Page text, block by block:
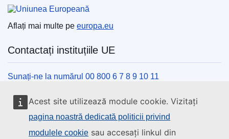
Acest site utilizează module cookie. Vizitați
pagina noastră dedicată politicii privind
modulele cookie sau accesați linkul din
Aflați mai multe pe europa.eu
Contactați instituțiile UE
Sunați-ne la numărul 00 800 6 7 8 9 10 11
Utilizați alte opțiuni telefonice
Scrieți-ne completând formularul de contact